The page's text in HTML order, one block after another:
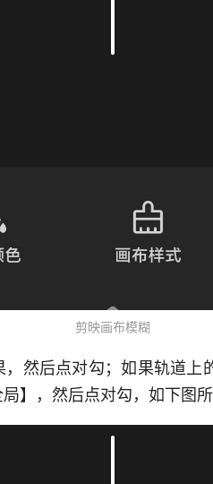
剪映画布模糊
然后点对勾；如果轨道上
】，然后点对勾，如下图所